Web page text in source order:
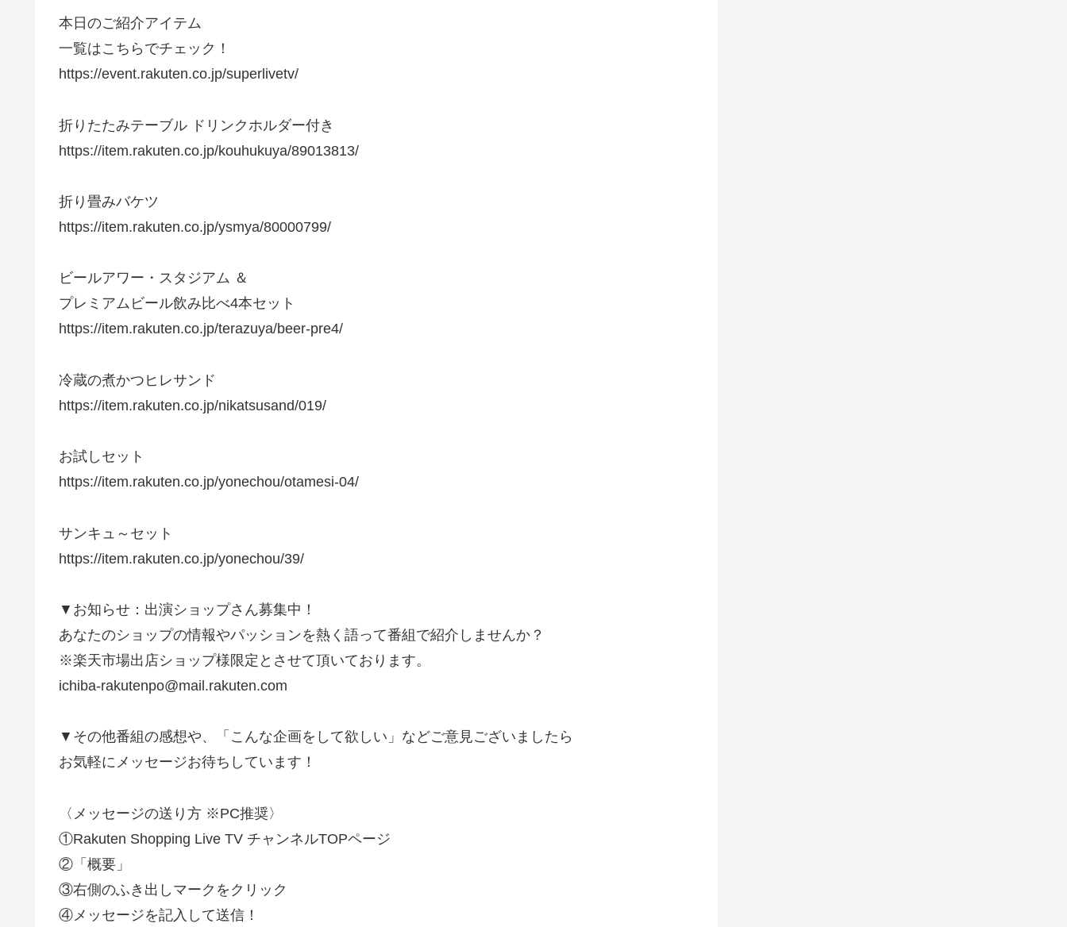
本日のご紹介アイテム
一覧はこちらでチェック！
https://event.rakuten.co.jp/superlivetv/
折りたたみテーブル ドリンクホルダー付き
https://item.rakuten.co.jp/kouhukuya/89013813/
折り畳みバケツ
https://item.rakuten.co.jp/ysmya/80000799/
ビールアワー・スタジアム ＆
プレミアムビール飲み比べ4本セット
https://item.rakuten.co.jp/terazuya/beer-pre4/
冷蔵の煮かつヒレサンド
https://item.rakuten.co.jp/nikatsusand/019/
お試しセット
https://item.rakuten.co.jp/yonechou/otamesi-04/
サンキュ～セット
https://item.rakuten.co.jp/yonechou/39/
▼お知らせ：出演ショップさん募集中！
あなたのショップの情報やパッションを熱く語って番組で紹介しませんか？
※楽天市場出店ショップ様限定とさせて頂いております。
ichiba-rakutenpo@mail.rakuten.com
▼その他番組の感想や、「こんな企画をして欲しい」などご意見ございましたら
お気軽にメッセージお待ちしています！
〈メッセージの送り方 ※PC推奨〉
①Rakuten Shopping Live TV チャンネルTOPページ
②「概要」
③右側のふき出しマークをクリック
④メッセージを記入して送信！